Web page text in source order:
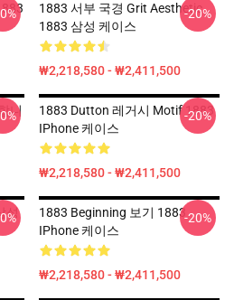
1883 서부 국경 Grit Aesthetic
1883 삼성 케이스
₩2,218,580 - ₩2,411,500
-20%
니
1883 Dutton 레거시 Motif 1883
IPhone 케이스
₩2,218,580 - ₩2,411,500
-20%
성
1883 Beginning 보기 1883
IPhone 케이스
₩2,218,580 - ₩2,411,500
-20%